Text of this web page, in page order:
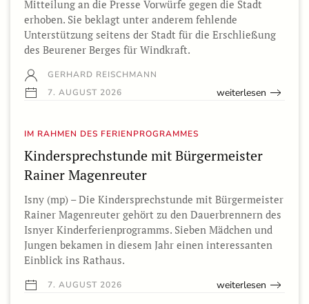
Mitteilung an die Presse Vorwürfe gegen die Stadt
erhoben. Sie beklagt unter anderem fehlende
Unterstützung seitens der Stadt für die Erschließung
des Beurener Berges für Windkraft.
GERHARD REISCHMANN
7. AUGUST 2026
weiterlesen
IM RAHMEN DES FERIENPROGRAMMES
Kindersprechstunde mit Bürgermeister
Rainer Magenreuter
Isny (mp) – Die Kindersprechstunde mit Bürgermeister
Rainer Magenreuter gehört zu den Dauerbrennern des
Isnyer Kinderferienprogramms. Sieben Mädchen und
Jungen bekamen in diesem Jahr einen interessanten
Einblick ins Rathaus.
7. AUGUST 2026 weiterlesen